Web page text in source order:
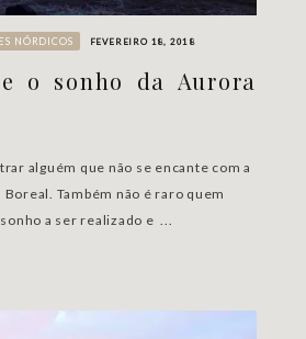
NÓRDICOS FEVEREIRO 18, 2018
o sonho da Aurora
alguém que não se encante com a
Também não é raro quem
a ser realizado e ...